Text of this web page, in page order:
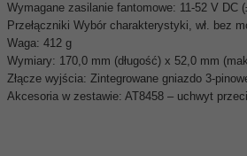
Wymagane zasilanie fantomowe: 11-52 V DC
Przełączniki Wybór charakterystyki, wł. bez
Waga: 412 g
Wymiary: 170,0 mm (długość) x 52,0 mm
Złącze wyjścia: Zintegrowane gniazdo 3-
Akcesoria w zestawie: AT8458 – uchwyt